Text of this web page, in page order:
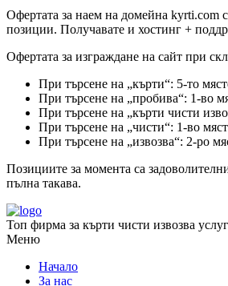
Офертата за наем на домейна kyrti.com
позиции. Получавате и хостинг +
Офертата за изграждане на сайт при
При търсене на „кърти“: 5-то
При търсене на „пробива“: 1-во
При търсене на „кърти чисти
При търсене на „чисти“: 1-во
При търсене на „извозва“: 2-ро
Позициите за момента са
пълна такава.
Топ фирма за кърти чисти извозва
Меню
Начало
За нас